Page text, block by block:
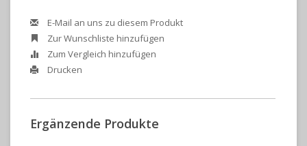
E-Mail an uns zu diesem Produkt
Zur Wunschliste hinzufügen
Zum Vergleich hinzufügen
Drucken
Ergänzende Produkte